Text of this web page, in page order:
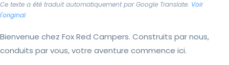
Ce texte a été traduit automatiquement par Google Translate. Voir
l'original
Bienvenue chez Fox Red Campers. Construits par nous,
conduits par vous, votre aventure commence ici.